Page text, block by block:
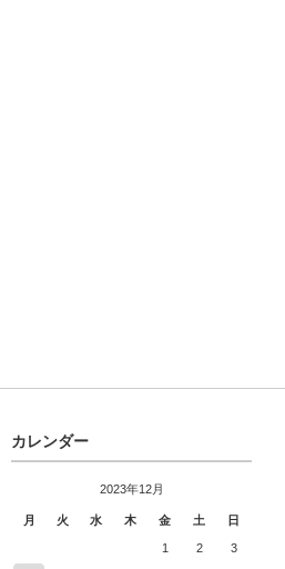
カレンダー
2023年12月
月 火 水 木 金 土 日
1 2 3